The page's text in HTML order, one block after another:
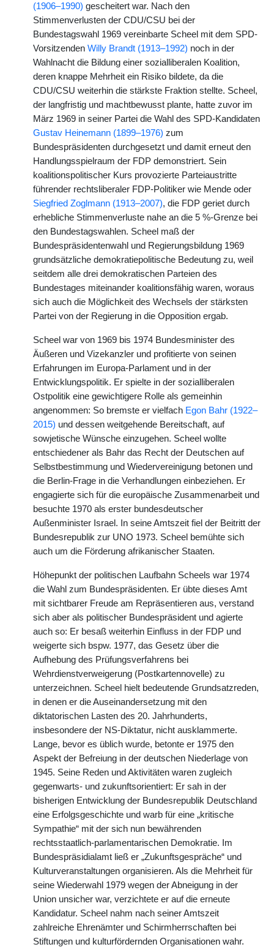
(1906–1990) gescheitert war. Nach den
Stimmenverlusten der CDU/CSU bei der
Bundestagswahl 1969 vereinbarte Scheel mit dem SPD-
Vorsitzenden Willy Brandt (1913–1992) noch in der
Wahlnacht die Bildung einer sozialliberalen Koalition,
deren knappe Mehrheit ein Risiko bildete, da die
CDU/CSU weiterhin die stärkste Fraktion stellte. Scheel,
der langfristig und machtbewusst plante, hatte zuvor im
März 1969 in seiner Partei die Wahl des SPD-Kandidaten
Gustav Heinemann (1899–1976) zum
Bundespräsidenten durchgesetzt und damit erneut den
Handlungsspielraum der FDP demonstriert. Sein
koalitionspolitischer Kurs provozierte Parteiaustritte
führender rechtsliberaler FDP-Politiker wie Mende oder
Siegfried Zoglmann (1913–2007), die FDP geriet durch
erhebliche Stimmenverluste nahe an die 5 %-Grenze bei
den Bundestagswahlen. Scheel maß der
Bundespräsidentenwahl und Regierungsbildung 1969
grundsätzliche demokratiepolitische Bedeutung zu, weil
seitdem alle drei demokratischen Parteien des
Bundestages miteinander koalitionsfähig waren, woraus
sich auch die Möglichkeit des Wechsels der stärksten
Partei von der Regierung in die Opposition ergab.
Scheel war von 1969 bis 1974 Bundesminister des
Äußeren und Vizekanzler und profitierte von seinen
Erfahrungen im Europa-Parlament und in der
Entwicklungspolitik. Er spielte in der sozialliberalen
Ostpolitik eine gewichtigere Rolle als gemeinhin
angenommen: So bremste er vielfach Egon Bahr (1922–
2015) und dessen weitgehende Bereitschaft, auf
sowjetische Wünsche einzugehen. Scheel wollte
entschiedener als Bahr das Recht der Deutschen auf
Selbstbestimmung und Wiedervereinigung betonen und
die Berlin-Frage in die Verhandlungen einbeziehen. Er
engagierte sich für die europäische Zusammenarbeit und
besuchte 1970 als erster bundesdeutscher
Außenminister Israel. In seine Amtszeit fiel der Beitritt der
Bundesrepublik zur UNO 1973. Scheel bemühte sich
auch um die Förderung afrikanischer Staaten.
Höhepunkt der politischen Laufbahn Scheels war 1974
die Wahl zum Bundespräsidenten. Er übte dieses Amt
mit sichtbarer Freude am Repräsentieren aus, verstand
sich aber als politischer Bundespräsident und agierte
auch so: Er besaß weiterhin Einfluss in der FDP und
weigerte sich bspw. 1977, das Gesetz über die
Aufhebung des Prüfungsverfahrens bei
Wehrdienstverweigerung (Postkartennovelle) zu
unterzeichnen. Scheel hielt bedeutende Grundsatzreden,
in denen er die Auseinandersetzung mit den
diktatorischen Lasten des 20. Jahrhunderts,
insbesondere der NS-Diktatur, nicht ausklammerte.
Lange, bevor es üblich wurde, betonte er 1975 den
Aspekt der Befreiung in der deutschen Niederlage von
1945. Seine Reden und Aktivitäten waren zugleich
gegenwarts- und zukunftsorientiert: Er sah in der
bisherigen Entwicklung der Bundesrepublik Deutschland
eine Erfolgsgeschichte und warb für eine „kritische
Sympathie“ mit der sich nun bewährenden
rechtsstaatlich-parlamentarischen Demokratie. Im
Bundespräsidialamt ließ er „Zukunftsgespräche“ und
Kulturveranstaltungen organisieren. Als die Mehrheit für
seine Wiederwahl 1979 wegen der Abneigung in der
Union unsicher war, verzichtete er auf die erneute
Kandidatur. Scheel nahm nach seiner Amtszeit
zahlreiche Ehrenämter und Schirmherrschaften bei
Stiftungen und kulturfördernden Organisationen wahr.